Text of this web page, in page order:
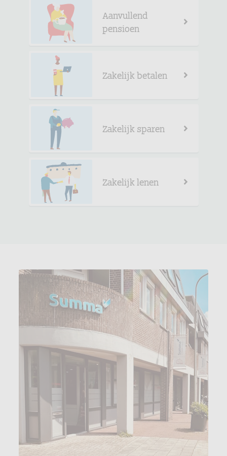
Aanvullend
pensioen
Zakelijk betalen
Zakelijk sparen
Zakelijk lenen